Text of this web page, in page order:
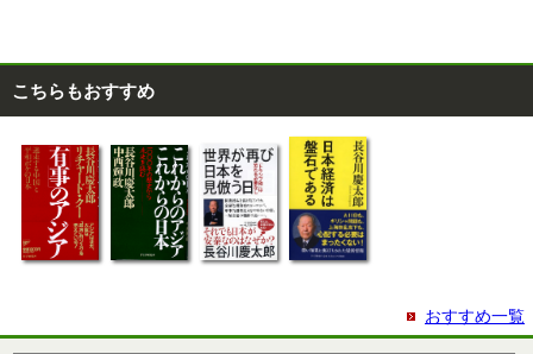
こちらもおすすめ
おすすめ一覧